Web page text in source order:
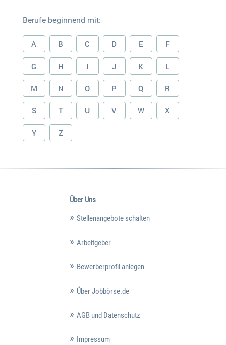
Berufe beginnend mit:
A B C D E F
G H I J K L
M N O P Q R
S T U V W X
Y Z
Über Uns
Stellenangebote schalten
Arbeitgeber
Bewerberprofil anlegen
Über Jobbörse.de
AGB und Datenschutz
Impressum